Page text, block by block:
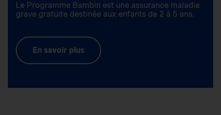
Le Programme Bambin est une assurance maladie
grave gratuite destinée aux enfants de 2 à 5 ans.
En savoir plus